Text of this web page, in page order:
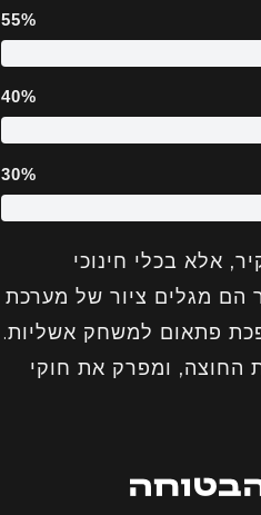
55%
40%
30%
אלא בכלי חינוכי
הם מגלים ציור של מערכת
פתאום למשחק אשליות.
החוצה, ומפרק את חוקי